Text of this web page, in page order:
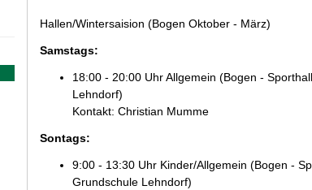
Hallen/Wintersaision (Bogen Oktober - März)
Samstags:
18:00 - 20:00 Uhr Allgemein (Bogen -
Lehndorf)
Kontakt: Christian Mumme
Sontags:
9:00 - 13:30 Uhr Kinder/Allgemein (Bogen -
Grundschule Lehndorf)